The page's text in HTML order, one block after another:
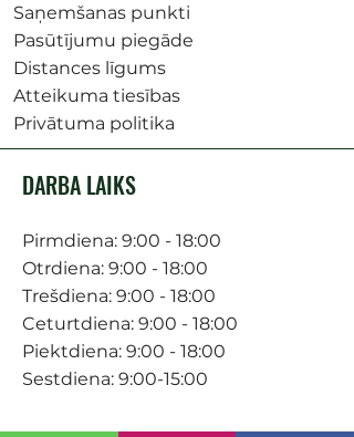
Saņemšanas punkti
Pasūtījumu piegāde
Distances līgums
Atteikuma tiesības
Privātuma politika
DARBA LAIKS
Pirmdiena: 9:00 - 18:00
Otrdiena: 9:00 - 18:00
Trešdiena: 9:00 - 18:00
Ceturtdiena: 9:00 - 18:00
Piektdiena: 9:00 - 18:00
Sestdiena: 9:00-15:00